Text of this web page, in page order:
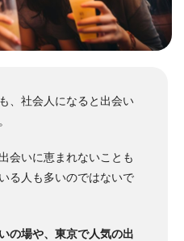
、社会人になると出会い
会いに恵まれないことも
る人も多いのではないで
の場や、東京で人気の出